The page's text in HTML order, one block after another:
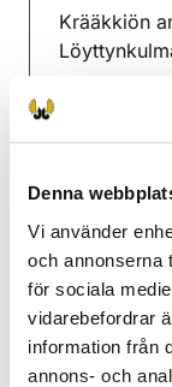
Denna
Vi använder
och annonserna
för sociala
vidarebefordrar
information från
annons- och
Krääkkiön
Maksu
Norra